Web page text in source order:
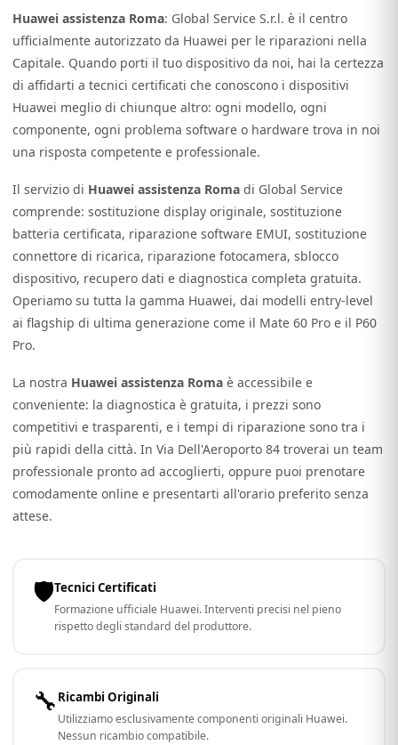
Huawei assistenza Roma: Global Service S.r.l. è il centro
ufficialmente autorizzato da Huawei per le riparazioni nella
Capitale. Quando porti il tuo dispositivo da noi, hai la certezza
di affidarti a tecnici certificati che conoscono i dispositivi
Huawei meglio di chiunque altro: ogni modello, ogni
componente, ogni problema software o hardware trova in noi
una risposta competente e professionale.
Il servizio di Huawei assistenza Roma di Global Service
comprende: sostituzione display originale, sostituzione
batteria certificata, riparazione software EMUI, sostituzione
connettore di ricarica, riparazione fotocamera, sblocco
dispositivo, recupero dati e diagnostica completa gratuita.
Operiamo su tutta la gamma Huawei, dai modelli entry-level
ai flagship di ultima generazione come il Mate 60 Pro e il P60
Pro.
La nostra Huawei assistenza Roma è accessibile e
conveniente: la diagnostica è gratuita, i prezzi sono
competitivi e trasparenti, e i tempi di riparazione sono tra i
più rapidi della città. In Via Dell'Aeroporto 84 troverai un team
professionale pronto ad accoglierti, oppure puoi prenotare
comodamente online e presentarti all'orario preferito senza
attese.
🛡Tecnici Certificati
Formazione ufficiale Huawei. Interventi precisi nel pieno
rispetto degli standard del produttore.
🔧 Ricambi Originali
Utilizziamo esclusivamente componenti originali Huawei.
Nessun ricambio compatibile.